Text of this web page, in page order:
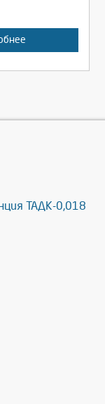
ТАДК-0,018